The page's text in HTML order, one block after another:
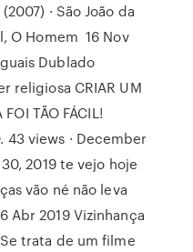
· São João da
O Homem 16 Nov
Dublado
religiosa CRIAR UM
TÃO FÁCIL!
43 views · December
30, 2019 te vejo hoje
vão né não leva
Abr 2019 Vizinhança
trata de um filme